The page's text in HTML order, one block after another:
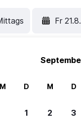
Fr 21.8.
M D M D
1 2 3